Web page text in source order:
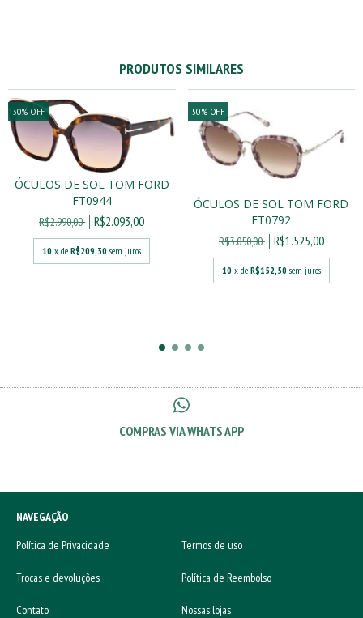
PRODUTOS SIMILARES
30% OFF
ÓCULOS DE SOL TOM FORD
FT0944
R$2.990,00 R$2.093,00
10 x deR$209,30 sem juros
50% OFF
ÓCULOS DE SOL TOM FORD
FT0792
R$3.050,00 R$1.525,00
10 x de R$152,50 sem juros
COMPRAS VIA WHATS APP
NAVEGAÇÃO
Política de Privacidade
Termos de uso
Trocas e devoluções Política de Reembolso
Contato Nossas lojas